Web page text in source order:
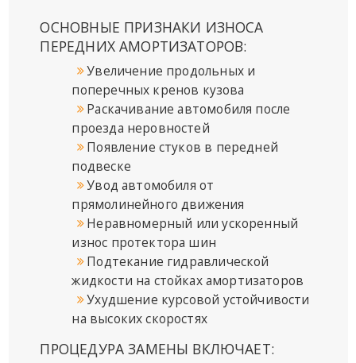
ОСНОВНЫЕ ПРИЗНАКИ ИЗНОСА
ПЕРЕДНИХ АМОРТИЗАТОРОВ:
Увеличение продольных и
поперечных кренов кузова
Раскачивание автомобиля после
проезда неровностей
Появление стуков в передней
подвеске
Увод автомобиля от
прямолинейного движения
Неравномерный или ускоренный
износ протектора шин
Подтекание гидравлической
жидкости на стойках амортизаторов
Ухудшение курсовой устойчивости
на высоких скоростях
ПРОЦЕДУРА ЗАМЕНЫ ВКЛЮЧАЕТ: